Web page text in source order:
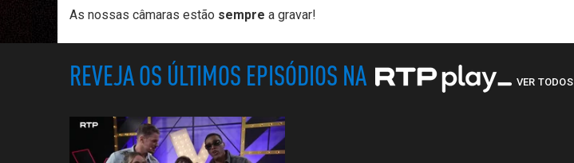
As nossas câmaras estão sempre a gravar!
REVEJA OS ÚLTIMOS EPISÓDIOS NA VER TODOS